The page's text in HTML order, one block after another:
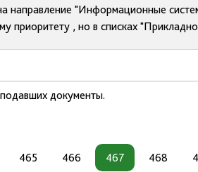
направление "Информационные
приоритету , но в списках
документы.
465 466 467 468